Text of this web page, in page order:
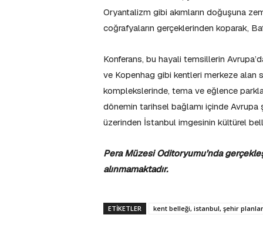
Oryantalizm gibi akımların doğuşuna
coğrafyaların gerçeklerinden koparak,
Konferans, bu hayali temsillerin
ve Kopenhag gibi kentleri merkeze alan
komplekslerinde, tema ve eğlence
dönemin tarihsel bağlamı içinde Avrupa
üzerinden İstanbul imgesinin kültürel
Pera Müzesi Oditoryumu’nda
alınmamaktadır.
ETIKETLER kent belleği, istanbul, şehir